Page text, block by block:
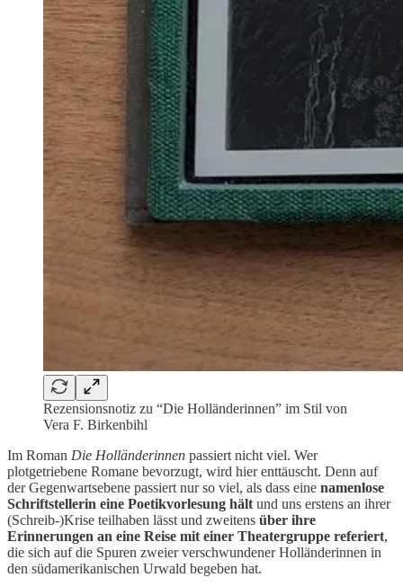
Rezensionsnotiz zu “Die Holländerinnen” im Stil von
Vera F. Birkenbihl
Im Roman Die Holländerinnen passiert nicht viel. Wer
plotgetriebene Romane bevorzugt, wird hier enttäuscht. Denn auf
der Gegenwartsebene passiert nur so viel, als dass eine namenlose
Schriftstellerin eine Poetikvorlesung hält und uns erstens an ihrer
(Schreib-)Krise teilhaben lässt und zweitens über ihre
Erinnerungen an eine Reise mit einer Theatergruppe referiert,
die sich auf die Spuren zweier verschwundener Holländerinnen in
den südamerikanischen Urwald begeben hat.